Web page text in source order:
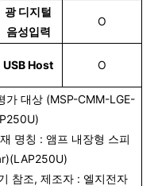
광 디지털
음성입력
O
USB Host O
가 대상 (MSP-CMM-LGE-
명칭 : 앰프 내장형 스피
참조, 제조자 : 엘지전자